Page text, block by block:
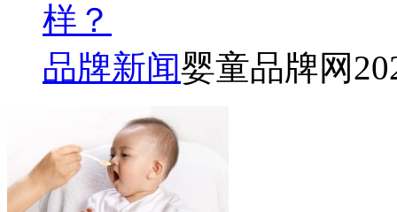
样？
品牌新闻婴童品牌网